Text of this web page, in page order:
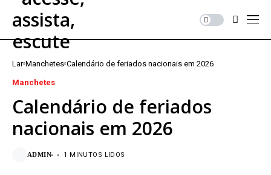
Lar Manchetes Calendário de feriados nacionais em 2026
Manchetes
Calendário de feriados
nacionais em 2026
ADMIN 1 MINUTOS LIDOS